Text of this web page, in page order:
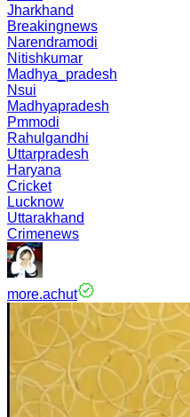
Jharkhand
Breakingnews
Narendramodi
Nitishkumar
Madhya_pradesh
Nsui
Madhyapradesh
Pmmodi
Rahulgandhi
Uttarpradesh
Haryana
Cricket
Lucknow
Uttarakhand
Crimenews
more.achut